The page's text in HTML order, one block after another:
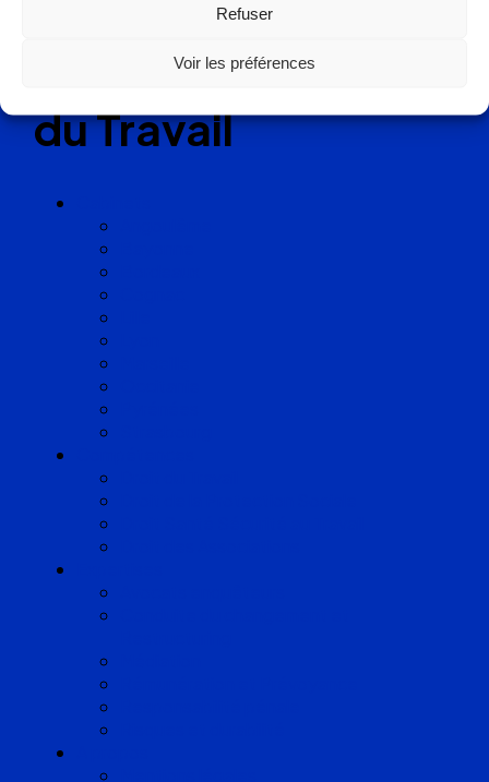
Refuser
Voir les préférences
en Droit
du Travail